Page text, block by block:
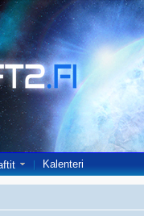
Kalenteri